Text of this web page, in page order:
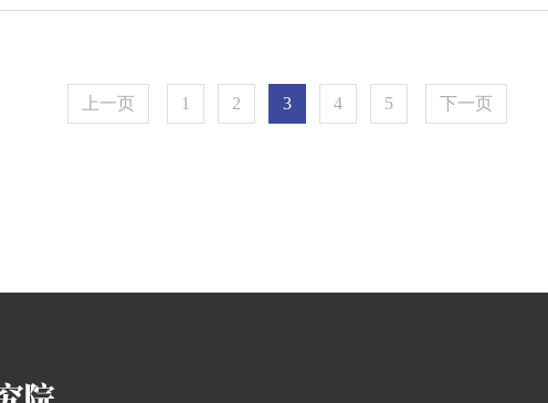
上一页 1 2 3 4 5 下一页